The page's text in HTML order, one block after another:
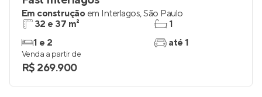
Em construção em Interlagos,São Paulo
32 e 37 m²
1 e 2
1
até 1
Venda a partir de
R$ 269.900